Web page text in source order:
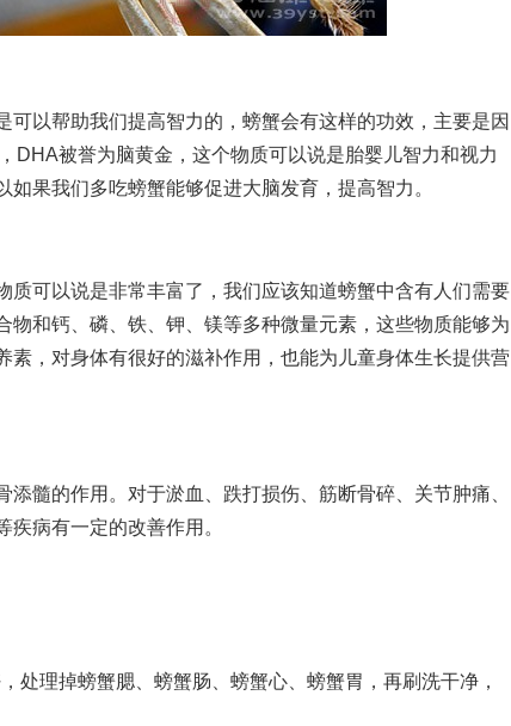
以帮助我们提高智力的，螃蟹会有这样的功效，主要是因
DHA被誉为脑黄金，这个物质可以说是胎婴儿智力和视力
如果我们多吃螃蟹能够促进大脑发育，提高智力。
可以说是非常丰富了，我们应该知道螃蟹中含有人们需要
物和钙、磷、铁、钾、镁等多种微量元素，这些物质能够为
素，对身体有很好的滋补作用，也能为儿童身体生长提供营
髓的作用。对于淤血、跌打损伤、筋断骨碎、关节肿痛、
疾病有一定的改善作用。
理掉螃蟹腮、螃蟹肠、螃蟹心、螃蟹胃，再刷洗干净，